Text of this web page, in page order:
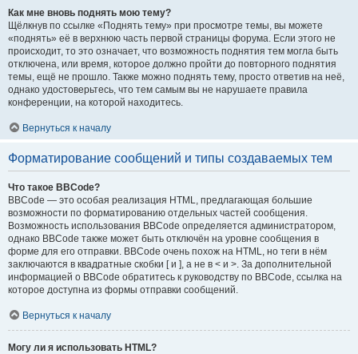
Как мне вновь поднять мою тему?
Щёлкнув по ссылке «Поднять тему» при просмотре темы, вы можете
«поднять» её в верхнюю часть первой страницы форума. Если этого не
происходит, то это означает, что возможность поднятия тем могла быть
отключена, или время, которое должно пройти до повторного поднятия
темы, ещё не прошло. Также можно поднять тему, просто ответив на неё,
однако удостоверьтесь, что тем самым вы не нарушаете правила
конференции, на которой находитесь.
Вернуться к началу
Форматирование сообщений и типы создаваемых тем
Что такое BBCode?
BBCode — это особая реализация HTML, предлагающая большие
возможности по форматированию отдельных частей сообщения.
Возможность использования BBCode определяется администратором,
однако BBCode также может быть отключён на уровне сообщения в
форме для его отправки. BBCode очень похож на HTML, но теги в нём
заключаются в квадратные скобки [ и ], а не в < и >. За дополнительной
информацией о BBCode обратитесь к руководству по BBCode, ссылка на
которое доступна из формы отправки сообщений.
Вернуться к началу
Могу ли я использовать HTML?